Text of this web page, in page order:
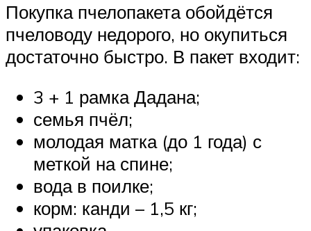
Покупка пчелопакета обойдётся
пчеловоду недорого, но окупиться
достаточно быстро. В пакет входит:
3 + 1 рамка Дадана;
семья пчёл;
молодая матка (до 1 года) с
меткой на спине;
вода в поилке;
корм: канди – 1,5 кг;